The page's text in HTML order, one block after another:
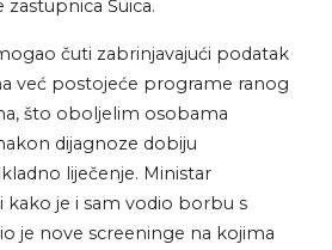
zastupnica Šuica.
čuti zabrinjavajući podatak
već postojeće programe ranog
što oboljelim osobama
dijagnoze dobiju
liječenje. Ministar
kako je i sam vodio borbu s
je nove screeninge na kojima